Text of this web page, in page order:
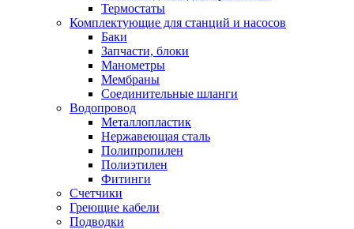
Вакансии
Термостаты
Комплектующие для станций и насосов
Баки
Запчасти, блоки
Манометры
Мембраны
Соединительные шланги
Водопровод
Металлопластик
Нержавеющая сталь
Полипропилен
Полиэтилен
Фитинги
Счетчики
Греющие кабели
Подводки